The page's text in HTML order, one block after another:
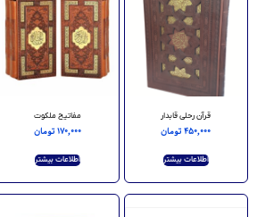
قرآن رحلی قابدار
۴۵۰,۰۰۰ تومان
اطلاعات بیشتر
مفاتیح ملکوت
۱۷۰,۰۰۰ تومان
اطلاعات بیشتر